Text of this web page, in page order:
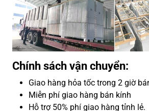
Chính sách vận chuyển:
Giao hàng hỏa tốc trong 2 giờ
Miễn phí giao hàng bán kính
Hỗ trợ 50% phí giao hàng tỉnh lẻ.